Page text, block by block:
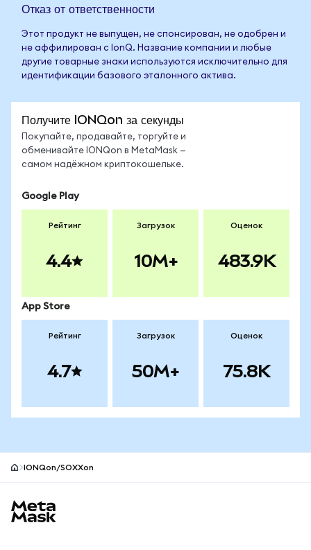
Отказ от ответственности
Этот продукт не выпущен, не спонсирован, не одобрен и
не аффилирован с IonQ. Название компании и любые
другие товарные знаки используются исключительно для
идентификации базового эталонного актива.
Получите IONQon за секунды
Покупайте, продавайте, торгуйте и
обменивайте IONQon в MetaMask —
самом надёжном криптокошельке.
Google Play
Рейтинг
4.4
Загрузок
10M+
Оценок
483.9K
App Store
Рейтинг
4.7
Загрузок
50M+
Оценок
75.8K
IONQon/SOXXon